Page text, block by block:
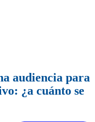
audiencia para
¿a cuánto se